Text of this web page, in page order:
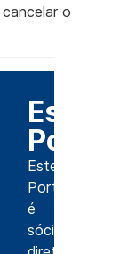
o
Estefânia
Portomeo
é
sócia-